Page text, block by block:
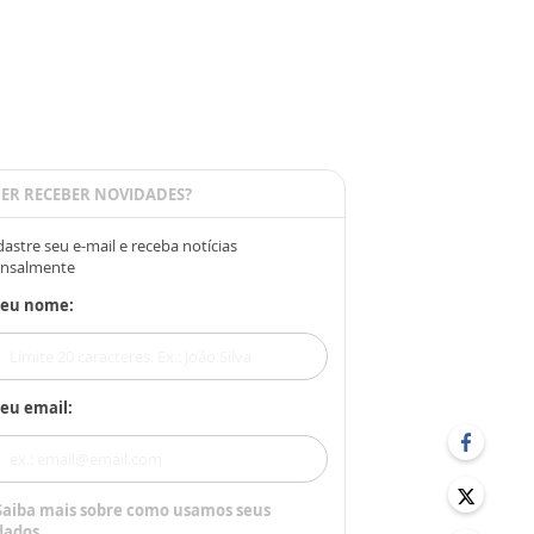
RECEBER NOVIDADES?
seu e-mail e receba notícias
nome:
email:
mais sobre como usamos seus